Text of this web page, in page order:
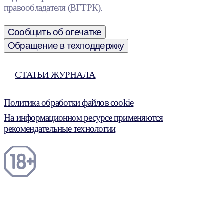
правообладателя (ВГТРК).
Сообщить об опечатке
Обращение в техподдержку
СТАТЬИ ЖУРНАЛА
Политика обработки файлов cookie
На информационном ресурсе применяются
рекомендательные технологии